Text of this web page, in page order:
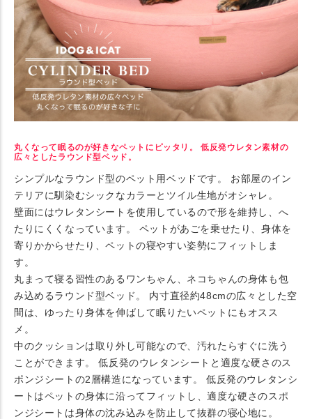
丸くなって眠るのが好きなペットにピッタリ。 低反発ウレタン素材の
広々としたラウンド型ベッド。
シンプルなラウンド型のペット用ベッドです。 お部屋のイン
テリアに馴染むシックなカラーとツイル生地がオシャレ。
壁面にはウレタンシートを使用しているので形を維持し、へ
たりにくくなっています。 ペットがあごを乗せたり、身体を
寄りかからせたり、ペットの寝やすい姿勢にフィットしま
す。
丸まって寝る習性のあるワンちゃん、ネコちゃんの身体も包
み込めるラウンド型ベッド。 内寸直径約48cmの広々とした空
間は、ゆったり身体を伸ばして眠りたいペットにもオスス
メ。
中のクッションは取り外し可能なので、汚れたらすぐに洗う
ことができます。 低反発のウレタンシートと適度な硬さのス
ポンジシートの2層構造になっています。 低反発のウレタンシ
ートはペットの身体に沿ってフィットし、適度な硬さのスポ
ンジシートは身体の沈み込みを防止して抜群の寝心地に。